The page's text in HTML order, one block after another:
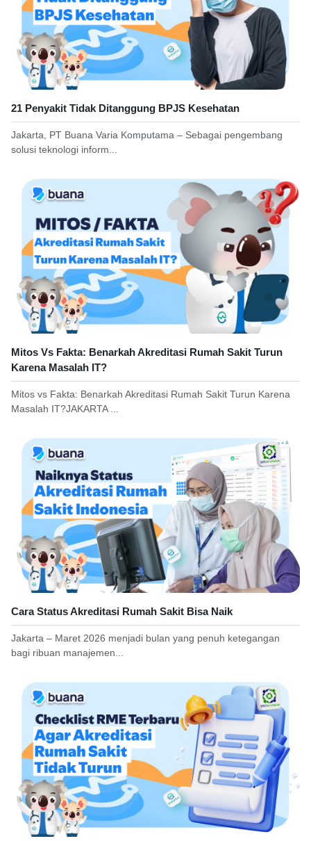
21 Penyakit Tidak Ditanggung BPJS Kesehatan
Jakarta, PT Buana Varia Komputama – Sebagai pengembang
solusi teknologi inform...
Mitos Vs Fakta: Benarkah Akreditasi Rumah Sakit Turun
Karena Masalah IT?
Mitos vs Fakta: Benarkah Akreditasi Rumah Sakit Turun Karena
Masalah IT?JAKARTA ...
Cara Status Akreditasi Rumah Sakit Bisa Naik
Jakarta – Maret 2026 menjadi bulan yang penuh ketegangan
bagi ribuan manajemen...